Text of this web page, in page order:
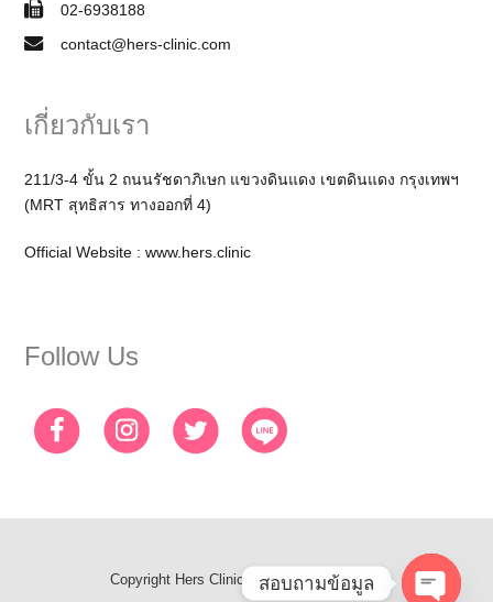
02-6938188
contact@hers-clinic.com
เกี่ยวกับเรา
211/3-4 ขั้น 2 ถนนรัชดาภิเษก แขวงดินแดง เขตดินแดง กรุงเทพฯ
(MRT สุทธิสาร ทางออกที่ 4)
Official Website :www.hers.clinic
Follow Us
Copyright Hers Clinic - All Rights Reserved
สอบถามข้อมูล